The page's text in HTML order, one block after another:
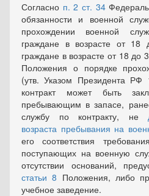
Согласно п. 2 ст. 34
обязанности и военной
прохождении военной
граждане в возрасте от 18
граждане в возрасте от 18 до
Положения о порядке
(утв. Указом Президента
контракт может быть
пребывающим в запасе,
службу по контракту, не
возраста пребывания на
его соответствия
поступающих на военную
отсутствии оснований,
статьи 8 Положения, либо
учебное заведение.